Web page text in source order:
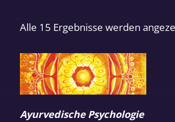
Alle 15 Ergebnisse werden
Ayurvedische Psychologie